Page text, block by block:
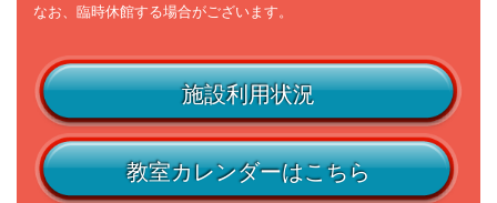
なお、臨時休館する場合がございます。
施設利用状況
教室カレンダーはこちら